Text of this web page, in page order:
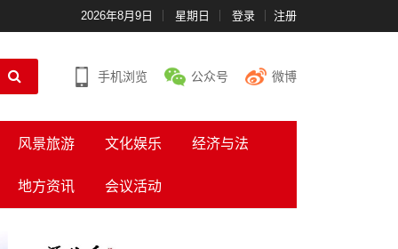
2026年8月9日 星期日 登录 注册
手机浏览 公众号 微博
风景旅游 文化娱乐 经济与法
地方资讯 会议活动